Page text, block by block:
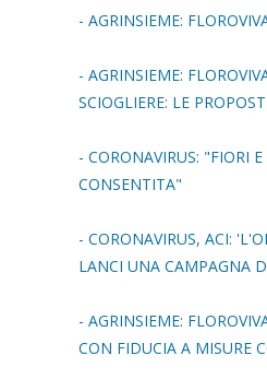
- AGRINSIEME:
- AGRINSIEME:
SCIOGLIERE: LE
- CORONAVIRUS: "FIORI
CONSENTITA"
- CORONAVIRUS, ACI:
LANCI UNA CAMPAGNA
- AGRINSIEME:
CON FIDUCIA A MISURE